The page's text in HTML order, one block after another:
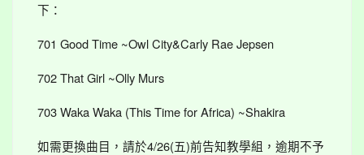
下：
701 Good Time ~Owl City&Carly Rae Jepsen
702 That Girl ~Olly Murs
703 Waka Waka (This Time for Africa) ~Shakira
如需更換曲目，請於4/26(五)前告知教學組，逾期不予